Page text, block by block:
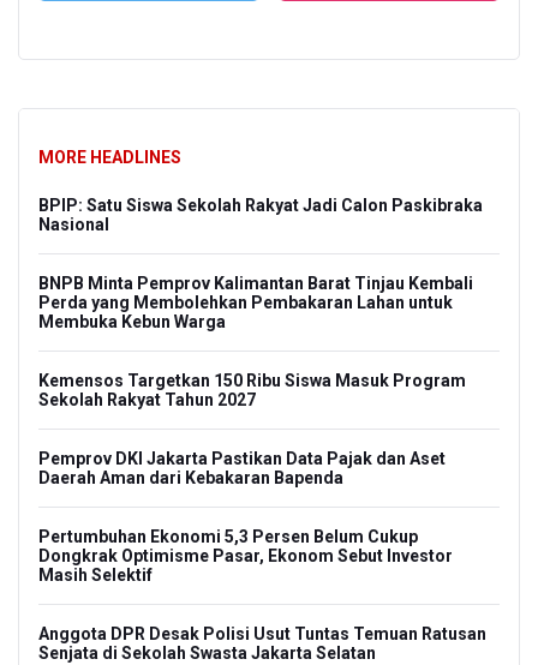
MORE HEADLINES
BPIP: Satu Siswa Sekolah Rakyat Jadi Calon Paskibraka
Nasional
BNPB Minta Pemprov Kalimantan Barat Tinjau Kembali
Perda yang Membolehkan Pembakaran Lahan untuk
Membuka Kebun Warga
Kemensos Targetkan 150 Ribu Siswa Masuk Program
Sekolah Rakyat Tahun 2027
Pemprov DKI Jakarta Pastikan Data Pajak dan Aset
Daerah Aman dari Kebakaran Bapenda
Pertumbuhan Ekonomi 5,3 Persen Belum Cukup
Dongkrak Optimisme Pasar, Ekonom Sebut Investor
Masih Selektif
Anggota DPR Desak Polisi Usut Tuntas Temuan Ratusan
Senjata di Sekolah Swasta Jakarta Selatan